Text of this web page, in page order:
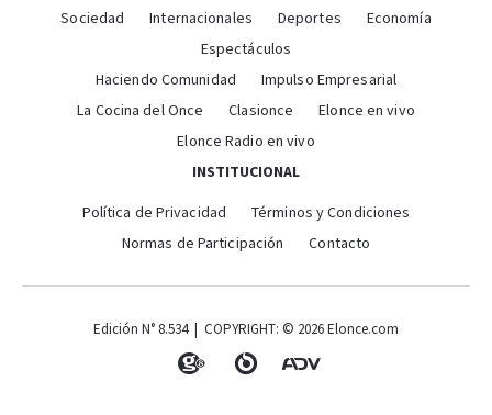
Sociedad
Internacionales Deportes
Economía
Espectáculos
Haciendo Comunidad
Impulso Empresarial
La Cocina del Once
Clasionce
Elonce en vivo
Elonce Radio en vivo
INSTITUCIONAL
Política de Privacidad
Términos y Condiciones
Normas de Participación
Contacto
Edición N° 8.534 | COPYRIGHT: © 2026 Elonce.com